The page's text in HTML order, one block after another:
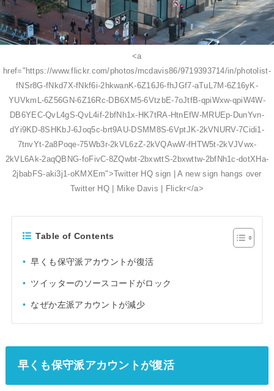
<a
href="https://www.flickr.com/photos/mcdavis86/9719393714/in/photolist-
fNSr8G-fNkd7X-fNkf6i-2hkwanK-6Z16J6-fhJGf7-aTuL7M-6Z16yK-
YUVkmL-6Z56GN-6Z16Rc-DB6XM5-6VtzbE-7oJtfB-qpiWxw-qpiW4W-
DB6YEC-QvL4gS-QvL4if-2bfNh1x-HK7tRA-HtnEfW-MRUEp-DunYvn-
dYi9KD-8SHKbJ-6Joq5c-brt9AU-DSMM8S-6VptJK-2kVNURV-7Cidi1-
7tnvYt-2a8Poqe-75Wb3r-2kVL6zZ-2kVQAwW-fHTW5t-2kVJVwx-
2kVL6Ak-2aqQBNG-foFivC-8ZQwbt-2bxwttS-2bxwttw-2bfNh1c-dotXHa-
2jbabFS-aki3j1-oKMXEm">Twitter HQ sign | A new sign hangs over
Twitter HQ | Mike Davis | Flickr</a>
Table of Contents
早くも保守派アカウントが復活
ツイッターのソースコードがロック
なぜか左派アカウントが減少
早くも保守派アカウントが復活